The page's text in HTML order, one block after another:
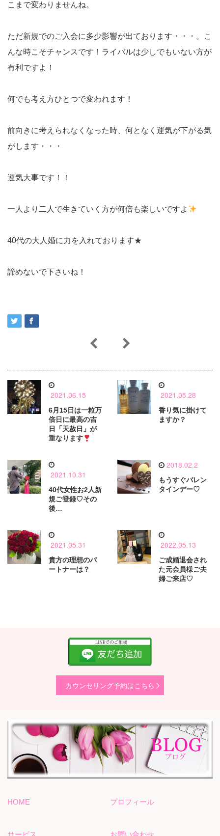
こまで変わりませんね。
ただ新規でのご入会に多少影響が出ております・・・。こ
んな時こそチャンスです！ライバルは少しでもいない方が
有利ですよ！
何でも考え方ひとつで変われます！
前向きに考えられなくなった時、何となく運気が下がる気
がします・・・
運気大事です！！
一人より二人で生きていく方が何倍も楽しいですよ
40代の大人婚に力を入れております★
諦めないで下さいね！
2021.06.15
6月15日は一粒万
倍日に最高の吉
日「天赦日」が
重なります
2021.05.28
香り気に掛けて
ますか？
2021.10.31
40代女性お2人新
規ご登録♡その
後…
2018.02.2
もうすぐバレン
タインデー♡
2021.05.31
貴方の理想のパ
ートナーは？
2022.05.13
ご成婚退会され
た元会員様ご夫
婦ご来店♡
カウンセリング予約はこちら
HOME プロフィール
サービス お問い合わせ